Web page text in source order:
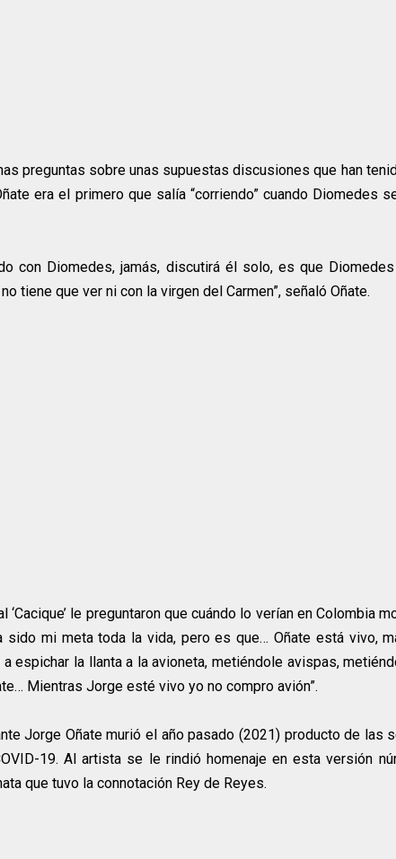
preguntas sobre unas supuestas discusiones que han
era el primero que salía “corriendo” cuando Diomedes
con Diomedes, jamás, discutirá él solo, es que
tiene que ver ni con la virgen del Carmen”, señaló Oñate.
‘Cacique’ le preguntaron que cuándo lo verían en Colombia
sido mi meta toda la vida, pero es que… Oñate está vivo,
a espichar la llanta a la avioneta, metiéndole avispas,
Mientras Jorge esté vivo yo no compro avión”.
Jorge Oñate murió el año pasado (2021) producto de las
19. Al artista se le rindió homenaje en esta versión
que tuvo la connotación Rey de Reyes.